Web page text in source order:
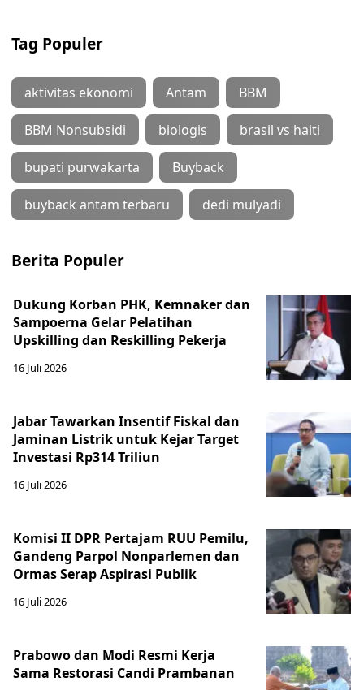
Tag Populer
aktivitas ekonomi Antam BBM
BBM Nonsubsidi biologis brasil vs haiti
bupati purwakarta Buyback
buyback antam terbaru dedi mulyadi
Berita Populer
Dukung Korban PHK, Kemnaker dan
Sampoerna Gelar Pelatihan
Upskilling dan Reskilling Pekerja
16 Juli 2026
Jabar Tawarkan Insentif Fiskal dan
Jaminan Listrik untuk Kejar Target
Investasi Rp314 Triliun
16 Juli 2026
Komisi II DPR Pertajam RUU Pemilu,
Gandeng Parpol Nonparlemen dan
Ormas Serap Aspirasi Publik
16 Juli 2026
Prabowo dan Modi Resmi Kerja
Sama Restorasi Candi Prambanan